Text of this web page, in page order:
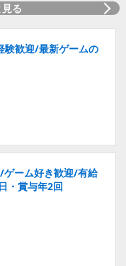
る
験歓迎/最新ゲームの
ゲーム好き歓迎/有給
・賞与年2回